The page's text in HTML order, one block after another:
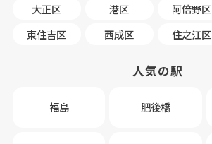
大正区
港区 阿倍野区
東住吉区
西成区 住之江区
人気の駅
福島 肥後橋